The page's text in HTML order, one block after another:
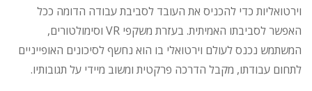
וירטואליות כדי להכניס את העובד לסביבת עבודה הדומה ככל
האפשר לסביבתו האמיתית. בעזרת משקפי VR וסימולטורים,
המשתמש נכנס לעולם וירטואלי בו הוא נחשף לסיכונים האופייניים
לתחום עבודתו, מקבל הדרכה פרקטית ומשוב מיידי על תגובותיו.